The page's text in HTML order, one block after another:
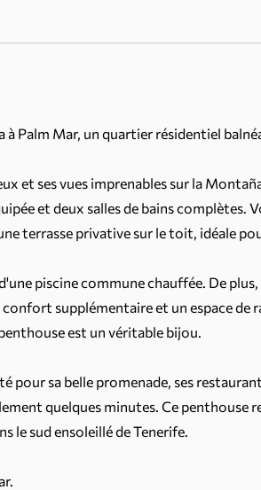
Palm Mar, un quartier résidentiel
et ses vues imprenables sur la
et deux salles de bains
terrasse privative sur le toit, idéale
piscine commune chauffée. De
supplémentaire et un espace
est un véritable bijou.
sa belle promenade, ses
quelques minutes. Ce penthouse
le sud ensoleillé de Tenerife.